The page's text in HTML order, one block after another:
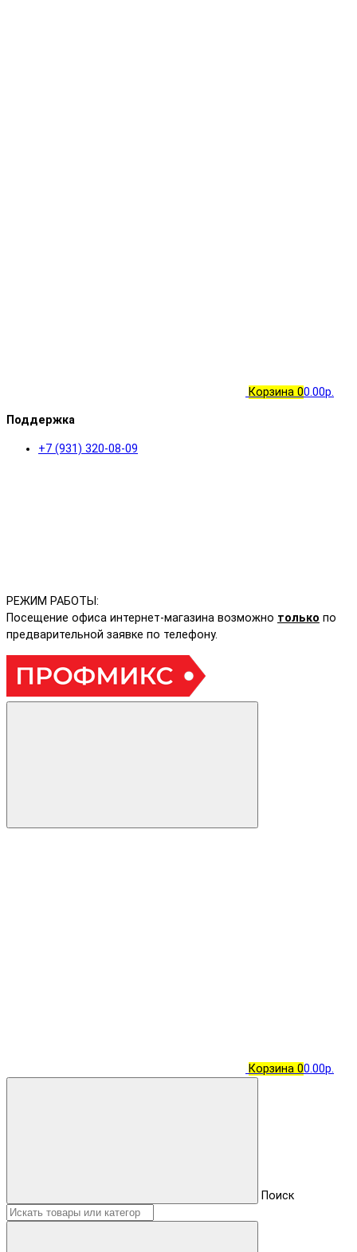
Корзина 00.00р.
Поддержка
+7 (931) 320-08-09
РЕЖИМ РАБОТЫ:
Посещение офиса интернет-магазина возможно только по
предварительной заявке по телефону.
Корзина 00.00р.
Поиск